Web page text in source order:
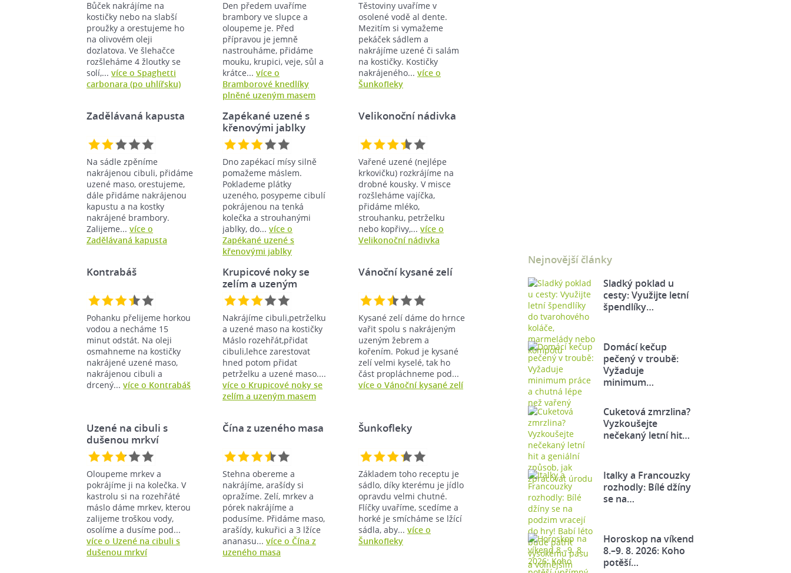
Bůček nakrájíme na
kostičky nebo na slabší
proužky a orestujeme ho
na olivovém oleji
dozlatova. Ve šlehačce
rozšleháme 4 žloutky se
solí,... více o Spaghetti
carbonara (po uhlířsku)
Den předem uvaříme
brambory ve slupce a
oloupeme je. Před
přípravou je jemně
nastrouháme, přidáme
mouku, krupici, veje, sůl a
krátce... více o
Bramborové knedlíky
plněné uzeným masem
Těstoviny uvaříme v
osolené vodě al dente.
Mezitím si vymažeme
pekáček sádlem a
nakrájíme uzené či salám
na kostičky. Kostičky
nakrájeného... více o
Šunkofleky
Zadělávaná kapusta
Na sádle zpěníme
nakrájenou cibuli, přidáme
uzené maso, orestujeme,
dále přidáme nakrájenou
kapustu a na kostky
nakrájené brambory.
Zalijeme... více o
Zadělávaná kapusta
Zapékané uzené s
křenovými jablky
Dno zapékací mísy silně
pomažeme máslem.
Poklademe plátky
uzeného, posypeme cibulí
pokrájenou na tenká
kolečka a strouhanými
jablky, do... více o
Zapékané uzené s
křenovými jablky
Velikonoční nádivka
Vařené uzené (nejlépe
krkovičku) rozkrájíme na
drobné kousky. V misce
rozšleháme vajíčka,
přidáme mléko,
strouhanku, petrželku
nebo kopřivy,... více o
Velikonoční nádivka
Kontrabáš
Pohanku přelijeme horkou
vodou a necháme 15
minut odstát. Na oleji
osmahneme na kostičky
nakrájené uzené maso,
nakrájenou cibuli a
drcený... více o Kontrabáš
Krupicové noky se
zelím a uzeným
masem
Nakrájíme cibuli,petrželku
a uzené maso na kostičky
Máslo rozehřát,přidat
cibuli,lehce zarestovat
hned potom přidat
petrželku a uzené maso....
více o Krupicové noky se
zelím a uzeným masem
Vánoční kysané zelí
Kysané zelí dáme do hrnce
vařit spolu s nakrájeným
uzeným žebrem a
kořením. Pokud je kysané
zelí velmi kyselé, tak ho
část propláchneme pod...
více o Vánoční kysané zelí
Uzené na cibuli s
dušenou mrkví
Oloupeme mrkev a
pokrájíme ji na kolečka. V
kastrolu si na rozehřáté
máslo dáme mrkev, kterou
zalijeme troškou vody,
osolíme a dusíme pod...
více o Uzené na cibuli s
dušenou mrkví
Čína z uzeného masa
Stehna obereme a
nakrájíme, arašídy si
opražíme. Zelí, mrkev a
pórek nakrájíme a
podusíme. Přidáme maso,
arašídy, kukuřici a 3 lžíce
ananasu... více o Čína z
uzeného masa
Šunkofleky
Základem toho receptu je
sádlo, díky kterému je jídlo
opravdu velmi chutné.
Flíčky uvaříme, scedíme a
horké je smícháme se lžící
sádla, aby... více o
Šunkofleky
Nejnovější články
Sladký poklad u
cesty: Využijte letní
špendlíky…
Domácí kečup
pečený v troubě:
Vyžaduje
minimum…
Cuketová zmrzlina?
Vyzkoušejte
nečekaný letní hit…
Italky a Francouzky
rozhodly: Bílé džíny
se na…
Horoskop na víkend
8.–9. 8. 2026: Koho
potěší…